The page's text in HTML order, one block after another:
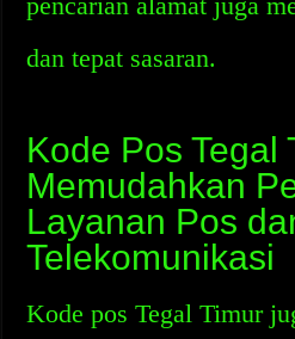
dan tepat sasaran.
Kode Pos Tegal
Memudahkan
Layanan Pos
Telekomunikasi
Kode pos Tegal Timur